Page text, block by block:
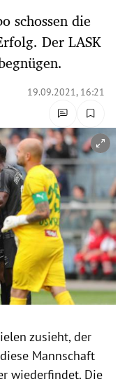
schossen die
Der LASK
19.09.2021, 16:21
zusieht, der
Mannschaft
wiederfindet. Die